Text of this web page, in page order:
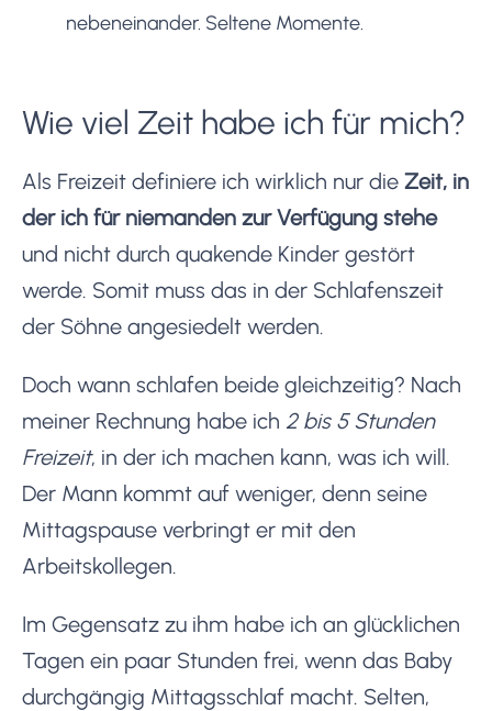
nebeneinander. Seltene Momente.
Wie viel Zeit habe ich für mich?
Als Freizeit definiere ich wirklich nur die Zeit, in
der ich für niemanden zur Verfügung stehe
und nicht durch quakende Kinder gestört
werde. Somit muss das in der Schlafenszeit
der Söhne angesiedelt werden.
Doch wann schlafen beide gleichzeitig? Nach
meiner Rechnung habe ich 2 bis 5 Stunden
Freizeit, in der ich machen kann, was ich will.
Der Mann kommt auf weniger, denn seine
Mittagspause verbringt er mit den
Arbeitskollegen.
Im Gegensatz zu ihm habe ich an glücklichen
Tagen ein paar Stunden frei, wenn das Baby
durchgängig Mittagsschlaf macht. Selten,